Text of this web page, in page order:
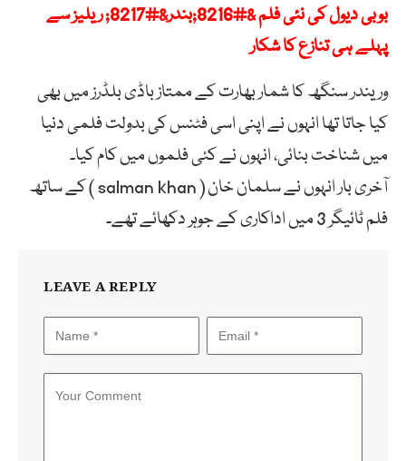
بوبی دیول کی نئی فلم &#8216;بندر&#8217; ریلیز سے
پہلے ہی تنازع کا شکار
وریندر سنگھ کا شمار بھارت کے ممتاز باڈی بلڈرز میں بھی
کیا جاتا تھا انہوں نے اپنی اسی فٹنس کی بدولت فلمی دنیا
میں شناخت بنائی، انہوں نے کئی فلموں میں کام کیا۔
آخری بار انہوں نے سلمان خان ( salman khan ) کے ساتھ
فلم ٹائیگر 3 میں اداکاری کے جوہر دکھائے تھے۔
LEAVE A REPLY